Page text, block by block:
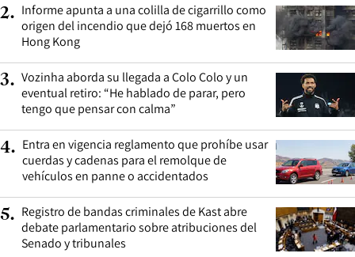
2. Informe apunta a una colilla de cigarrillo como
origen del incendio que dejó 168 muertos en
Hong Kong
3. Vozinha aborda su llegada a Colo Colo y un
eventual retiro: “He hablado de parar, pero
tengo que pensar con calma”
4. Entra en vigencia reglamento que prohíbe usar
cuerdas y cadenas para el remolque de
vehículos en panne o accidentados
5. Registro de bandas criminales de Kast abre
debate parlamentario sobre atribuciones del
Senado y tribunales